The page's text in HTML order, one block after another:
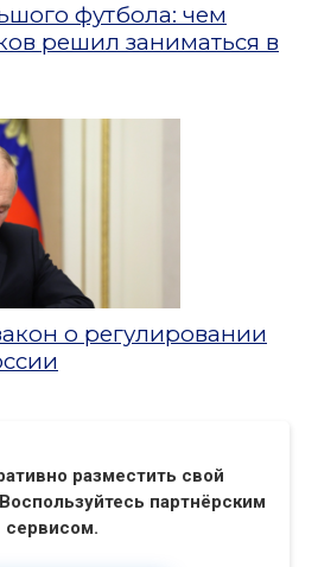
футбола: чем
решил заниматься в
о регулировании
разместить свой
партнёрским
сервисом.